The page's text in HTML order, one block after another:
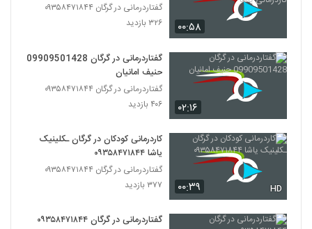
۰۰:۵۸
گفتاردرمانی در گرگان ۰۹۳۵۸۴۷۱۸۴۴
۳۲۶ بازدید
۰۲:۱۶
گفتاردرمانی در گرگان 09909501428
حنیف امانیان
گفتاردرمانی در گرگان ۰۹۳۵۸۴۷۱۸۴۴
۴۰۶ بازدید
۰۰:۳۹ HD
کاردرمانی کودکان در گرگان ـکلینیک
یاشا ۰۹۳۵۸۴۷۱۸۴۴
گفتاردرمانی در گرگان ۰۹۳۵۸۴۷۱۸۴۴
۳۷۷ بازدید
گفتاردرمانی در گرگان ۰۹۳۵۸۴۷۱۸۴۴